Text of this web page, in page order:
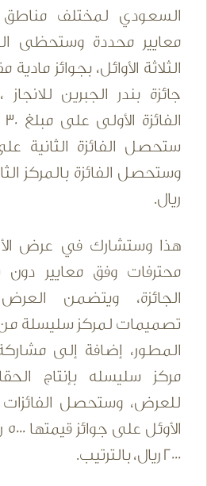
السعودي لمختلف مناطق
معايير محددة وستحظى
الثلاثة الأوائل، بجوائز
جائزة بندر الجبرين
ريال.
هذا وستشارك في عرض
محترفات وفق معايير
الجائزة، ويتضمن
تصميمات لمركز سليسلة
المطور، إضافة إلى
مركز سليسله بإنتاج
للعرض، وستحصل الفائزات
2000 ريال، بالترتيب.